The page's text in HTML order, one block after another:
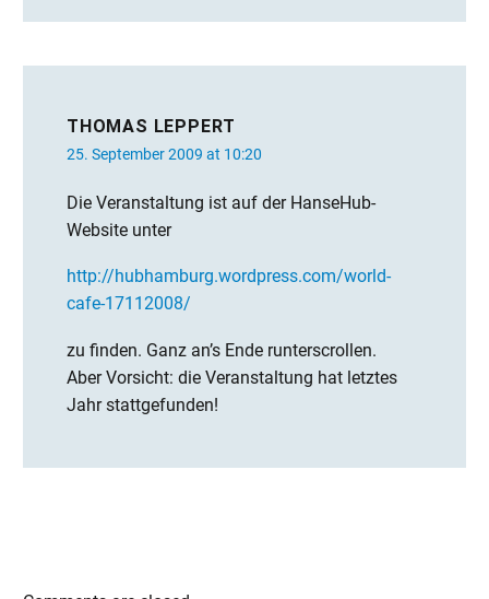
THOMAS LEPPERT
25. September 2009 at 10:20
Die Veranstaltung ist auf der HanseHub-
Website unter
http://hubhamburg.wordpress.com/world-
cafe-17112008/
zu finden. Ganz an’s Ende runterscrollen.
Aber Vorsicht: die Veranstaltung hat letztes
Jahr stattgefunden!